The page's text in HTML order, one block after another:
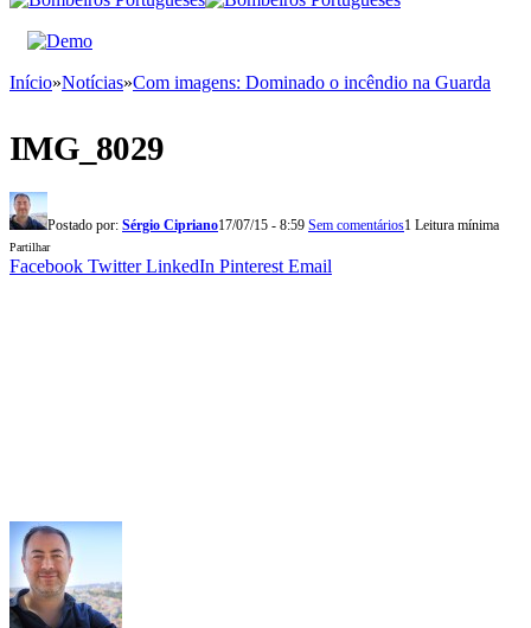
Início»Notícias»Com imagens: Dominado o incêndio na Guarda
IMG_8029
Postado por: Sérgio Cipriano17/07/15 - 8:59 Sem comentários1 Leitura mínima
Partilhar
Facebook Twitter LinkedIn Pinterest Email